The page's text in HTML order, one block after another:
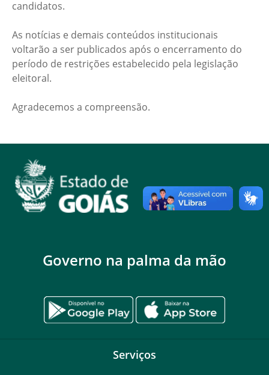
candidatos.
As notícias e demais conteúdos institucionais
voltarão a ser publicados após o encerramento do
período de restrições estabelecido pela legislação
eleitoral.
Agradecemos a compreensão.
Governo na palma da mão
Serviços